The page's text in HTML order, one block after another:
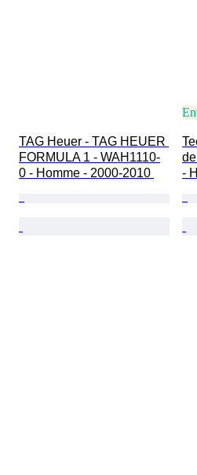
TAG Heuer - TAG HEUER
FORMULA 1 - WAH1110-
0 - Homme - 2000-2010
-